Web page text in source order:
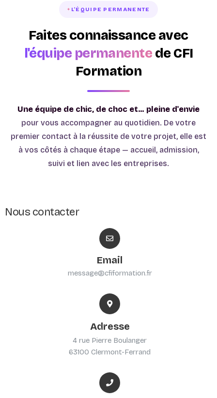
L'ÉQUIPE PERMANENTE
Faites connaissance avec
l'équipe permanente de CFI
Formation
Une équipe de chic, de choc et… pleine d'envie
pour vous accompagner au quotidien. De votre
premier contact à la réussite de votre projet, elle est
à vos côtés à chaque étape — accueil, admission,
suivi et lien avec les entreprises.
Nous contacter
Email
message@cfiformation.fr
Adresse
4 rue Pierre Boulanger
63100 Clermont-Ferrand